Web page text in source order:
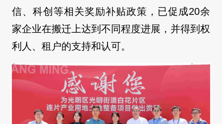
信、科创等相关奖励补贴政策，已促成20余
家企业在搬迁上达到不同程度进展，并得到权
利人、租户的支持和认可。